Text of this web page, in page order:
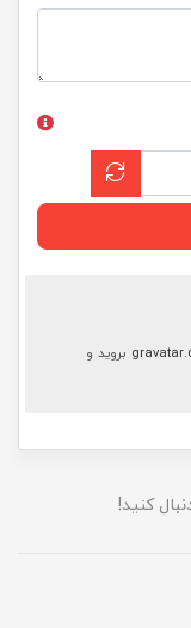
بروید و
کنید!